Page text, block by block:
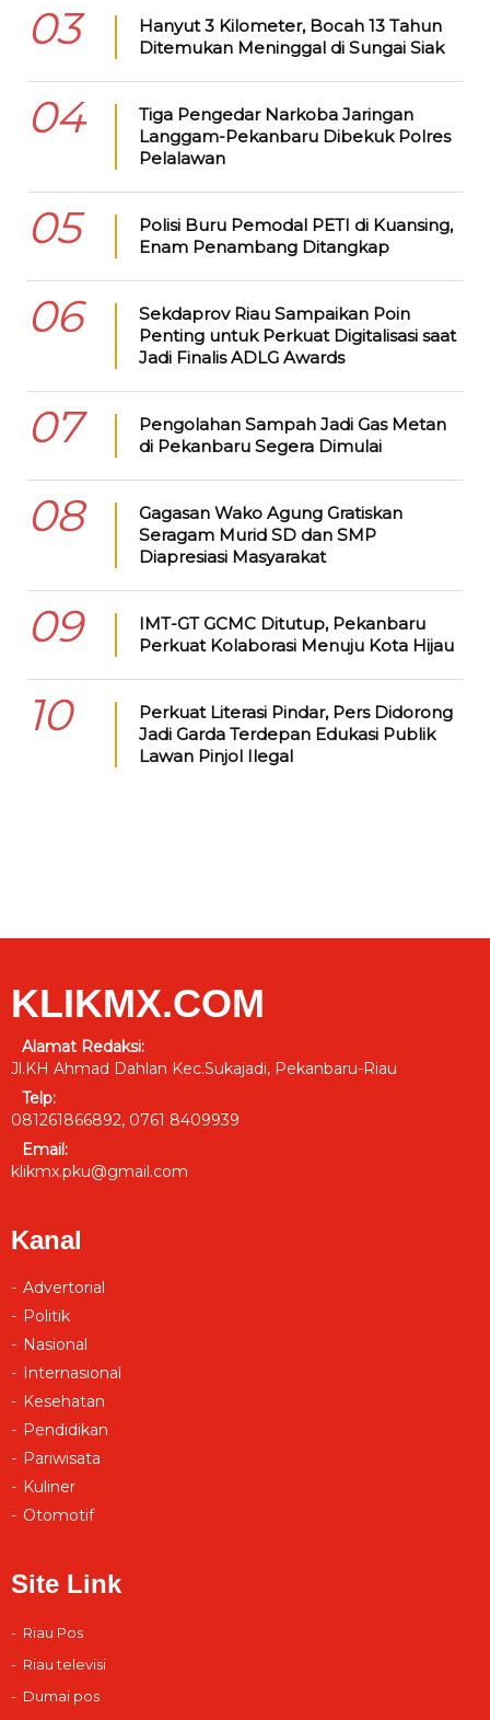
03
Hanyut 3 Kilometer, Bocah 13 Tahun
Ditemukan Meninggal di Sungai Siak
04
Tiga Pengedar Narkoba Jaringan
Langgam-Pekanbaru Dibekuk Polres
Pelalawan
05
Polisi Buru Pemodal PETI di Kuansing,
Enam Penambang Ditangkap
06
Sekdaprov Riau Sampaikan Poin
Penting untuk Perkuat Digitalisasi saat
Jadi Finalis ADLG Awards
07
Pengolahan Sampah Jadi Gas Metan
di Pekanbaru Segera Dimulai
08
Gagasan Wako Agung Gratiskan
Seragam Murid SD dan SMP
Diapresiasi Masyarakat
09
IMT-GT GCMC Ditutup, Pekanbaru
Perkuat Kolaborasi Menuju Kota Hijau
10
Perkuat Literasi Pindar, Pers Didorong
Jadi Garda Terdepan Edukasi Publik
Lawan Pinjol Ilegal
KLIKMX.COM
Alamat Redaksi:
Jl.KH Ahmad Dahlan Kec.Sukajadi, Pekanbaru-Riau
Telp:
081261866892, 0761 8409939
Email:
klikmx.pku@gmail.com
Kanal
Advertorial
Politik
Nasional
Internasional
Kesehatan
Pendidikan
Pariwisata
Kuliner
Otomotif
Site Link
Riau Pos
Riau televisi
Dumai pos